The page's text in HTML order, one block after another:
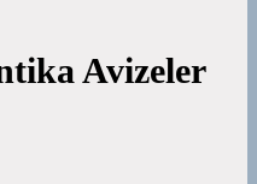
Avizeler